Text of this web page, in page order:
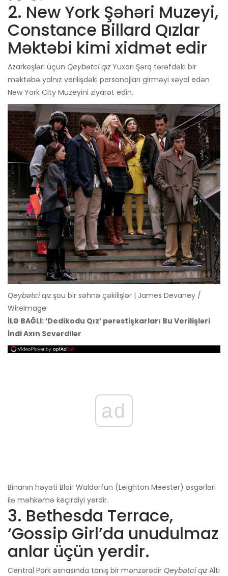
2. New York Şəhəri Muzeyi,
Constance Billard Qızlar
Məktəbi kimi xidmət edir
Azarkeşləri üçün Qeybətci qızYuxarı Şərq tərəfdəki bir
məktəbə yalnız verilişdəki personajları girməyi xəyal edən
New York City Muzeyini ziyarət edin.
Qeybətci qızşou bir səhnə çəkilişlər | James Devaney /
WireImage
İLƏ BAĞLI: ‘Dedikodu Qız’ pərəstişkarları Bu Verilişləri
İndi Axın Sevərdilər
ad
Binanın həyəti Blair Waldorfun (Leighton Meester) əsgərləri
ilə məhkəmə keçirdiyi yerdir.
3. Bethesda Terrace,
‘Gossip Girl’da unudulmaz
anlar üçün yerdir.
Central Park əsnasında tanış bir mənzərədir Qeybətci qızAltı